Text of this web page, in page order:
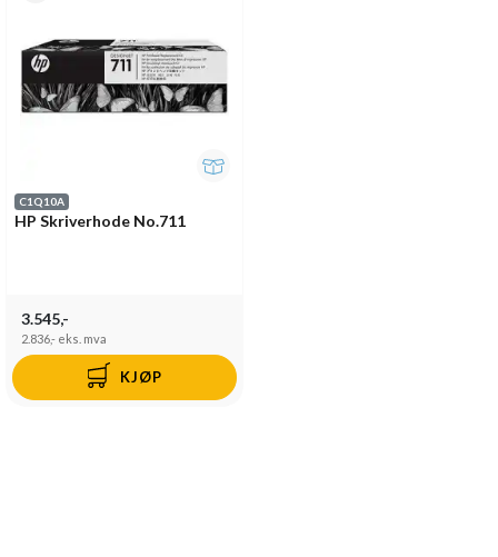
C1Q10A
HP Skriverhode No.711
3.545,-
2.836,- eks. mva
KJØP